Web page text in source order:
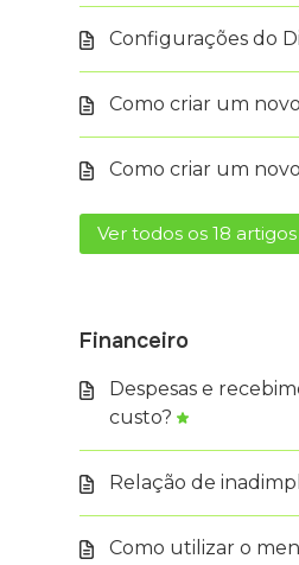
Configurações do
Como criar um
Como criar um
Ver todos os 18 artigos
Financeiro
Despesas e
custo?
Relação de
Como utilizar o